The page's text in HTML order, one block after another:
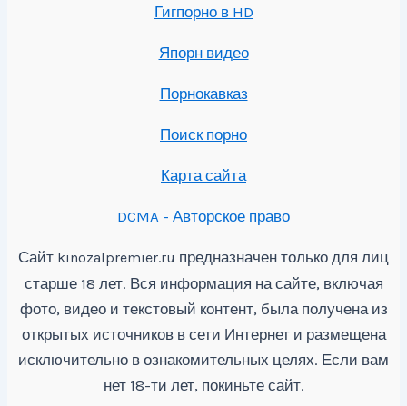
Гигпорно в HD
Япорн видео
Порнокавказ
Поиск порно
Карта сайта
DCMA - Авторское право
Сайт kinozalpremier.ru предназначен только для лиц
старше 18 лет. Вся информация на сайте, включая
фото, видео и текстовый контент, была получена из
открытых источников в сети Интернет и размещена
исключительно в ознакомительных целях. Если вам
нет 18-ти лет, покиньте сайт.